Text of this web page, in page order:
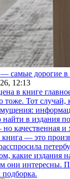
самые дорогие в
12:13
в книге
тоже. Тот случай,
найти в издания
качественная и
— это
какие издания
они интересны.
подборка.